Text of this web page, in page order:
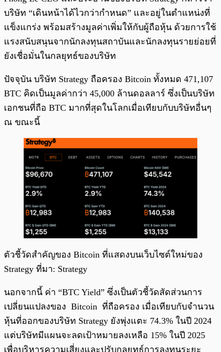
บริษัท “เดินหน้าได้ไวกว่ากำหนด” และอยู่ในตำแหน่งที่
แข็งแกร่ง พร้อมสร้างมูลค่าเพิ่มให้กับผู้ถือหุ้น ด้วยการใช้
แรงสนับสนุนจากนักลงทุนสถาบันและนักลงทุนรายย่อยที่
ยังเชื่อมั่นในกลยุทธ์ของบริษัท
ปัจจุบัน บริษัท Strategy ถือครอง Bitcoin ทั้งหมด 471,107
BTC คิดเป็นมูลค่ากว่า 45,000 ล้านดอลลาร์ ซึ่งเป็นบริษัท
เอกชนที่ถือ BTC มากที่สุดในโลกเมื่อเทียบกับบริษัทอื่นๆ
ณ ขณะนี้
ตัวชี้วัดสำคัญของ Bitcoin ที่แสดงบนเว็บไซต์ใหม่ของ
Strategy ที่มา: Strategy
นอกจากนี้ ค่า “BTC Yield” ซึ่งเป็นตัวชี้วัดสัดส่วนการ
เปลี่ยนแปลงของ Bitcoin ที่ถือครอง เมื่อเทียบกับจำนวน
หุ้นที่ออกของบริษัท Strategy ยังพุ่งแตะ 74.3% ในปี 2024
แต่บริษัทมีแผนจะลดเป้าหมายลงเหลือ 15% ในปี 2025
เพื่อบริหารความเสี่ยงและปรับกลยุทธ์การลงทุนระยะ